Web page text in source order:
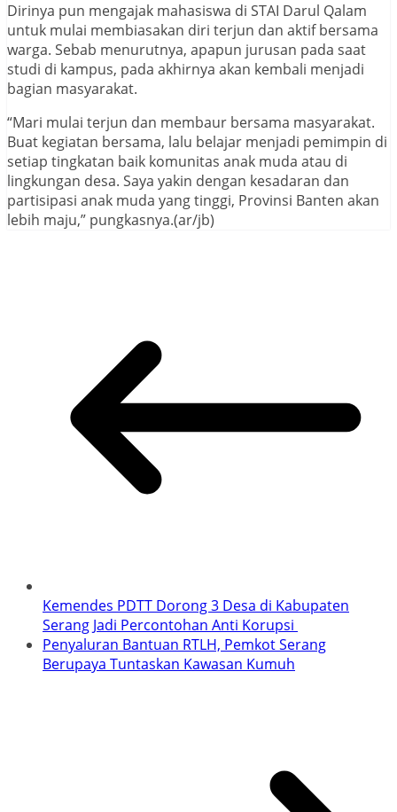
Dirinya pun mengajak mahasiswa di STAI Darul Qalam
untuk mulai membiasakan diri terjun dan aktif bersama
warga. Sebab menurutnya, apapun jurusan pada saat
studi di kampus, pada akhirnya akan kembali menjadi
bagian masyarakat.
“Mari mulai terjun dan membaur bersama masyarakat.
Buat kegiatan bersama, lalu belajar menjadi pemimpin di
setiap tingkatan baik komunitas anak muda atau di
lingkungan desa. Saya yakin dengan kesadaran dan
partisipasi anak muda yang tinggi, Provinsi Banten akan
lebih maju,” pungkasnya.(ar/jb)
Kemendes PDTT Dorong 3 Desa di Kabupaten
Serang Jadi Percontohan Anti Korupsi
Penyaluran Bantuan RTLH, Pemkot Serang
Berupaya Tuntaskan Kawasan Kumuh